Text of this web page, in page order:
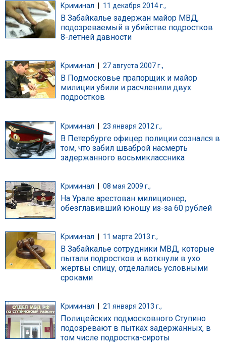
Криминал 11 декабря 2014 г.,
В Забайкалье задержан майор МВД,
подозреваемый в убийстве подростков
8-летней давности
Криминал 27 августа 2007 г.,
В Подмосковье прапорщик и майор
милиции убили и расчленили двух
подростков
Криминал 23 января 2012 г.,
В Петербурге офицер полиции сознался в
том, что забил шваброй насмерть
задержанного восьмиклассника
Криминал 08 мая 2009 г.,
На Урале арестован милиционер,
обезглавивший юношу из-за 60 рублей
Криминал 11 марта 2013 г.,
В Забайкалье сотрудники МВД, которые
пытали подростков и воткнули в ухо
жертвы спицу, отделались условными
сроками
Криминал 21 января 2013 г.,
Полицейских подмосковного Ступино
подозревают в пытках задержанных, в
том числе подростка-сироты